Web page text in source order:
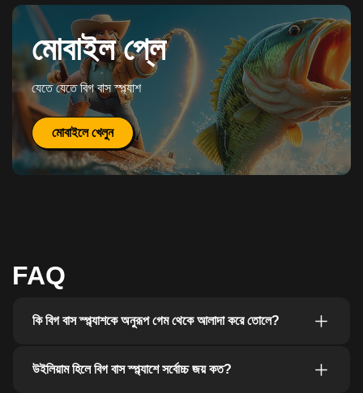
মোবাইল প্লে
যেতে যেতে বিগ বাস স্প্ল্যাশ
মোবাইলে খেলুন
FAQ
কি বিগ বাস স্প্ল্যাশকে অনুরূপ গেম থেকে আলাদা করে তোলে?
উইলিয়াম হিলে বিগ বাস স্প্ল্যাশে সর্বোচ্চ জয় কত?